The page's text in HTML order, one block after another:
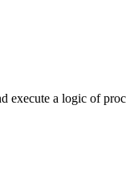
execute a logic of